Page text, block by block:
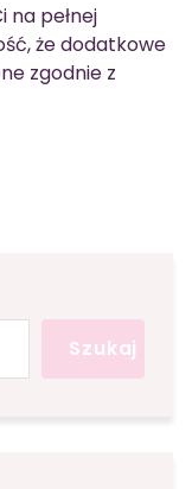
na pełnej
że dodatkowe
zgodnie z
Szukaj